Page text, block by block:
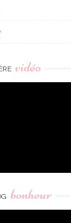
vidéo
bonheur